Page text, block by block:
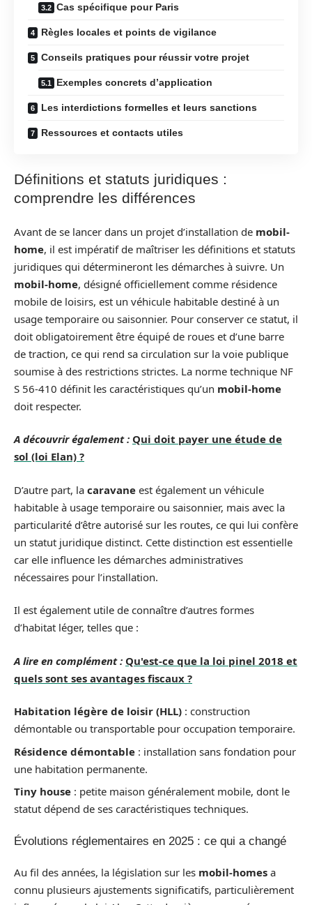
Cas spécifique pour Paris
Règles locales et points de vigilance
Conseils pratiques pour réussir votre projet
Exemples concrets d’application
Les interdictions formelles et leurs sanctions
Ressources et contacts utiles
Définitions et statuts juridiques :
comprendre les différences
Avant de se lancer dans un projet d’installation de mobil-
home, il est impératif de maîtriser les définitions et statuts
juridiques qui détermineront les démarches à suivre. Un
mobil-home, désigné officiellement comme résidence
mobile de loisirs, est un véhicule habitable destiné à un
usage temporaire ou saisonnier. Pour conserver ce statut, il
doit obligatoirement être équipé de roues et d’une barre
de traction, ce qui rend sa circulation sur la voie publique
soumise à des restrictions strictes. La norme technique NF
S 56-410 définit les caractéristiques qu’un mobil-home
doit respecter.
A découvrir également : Qui doit payer une étude de
sol (loi Elan) ?
D’autre part, la caravane est également un véhicule
habitable à usage temporaire ou saisonnier, mais avec la
particularité d’être autorisé sur les routes, ce qui lui confère
un statut juridique distinct. Cette distinction est essentielle
car elle influence les démarches administratives
nécessaires pour l’installation.
Il est également utile de connaître d’autres formes
d’habitat léger, telles que :
A lire en complément : Qu'est-ce que la loi pinel 2018 et
quels sont ses avantages fiscaux ?
Habitation légère de loisir (HLL) : construction
démontable ou transportable pour occupation temporaire.
Résidence démontable : installation sans fondation pour
une habitation permanente.
Tiny house : petite maison généralement mobile, dont le
statut dépend de ses caractéristiques techniques.
Évolutions réglementaires en 2025 : ce qui a changé
Au fil des années, la législation sur les mobil-homes a
connu plusieurs ajustements significatifs, particulièrement